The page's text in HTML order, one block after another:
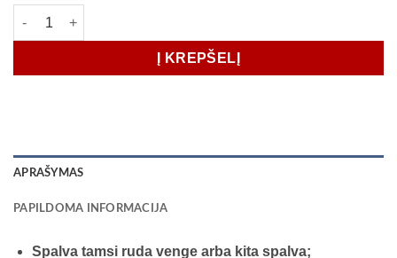
produkto kiekis: Stalas transformeris COMFO 70*70, 70*140
Į KREPŠELĮ
APRAŠYMAS
PAPILDOMA INFORMACIJA
Spalva tamsi ruda venge arba kita spalva;